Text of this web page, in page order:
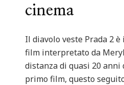
cinema
Il diavolo veste Prada 2
film interpretato da
distanza di quasi 20 anni
primo film, questo